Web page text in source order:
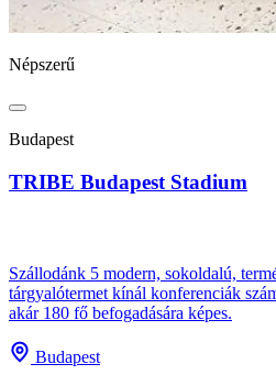
Népszerű
Budapest
TRIBE Budapest Stadium
Szállodánk 5 modern, sokoldalú,
tárgyalótermet kínál konferenciák
akár 180 fő befogadására képes.
Budapest